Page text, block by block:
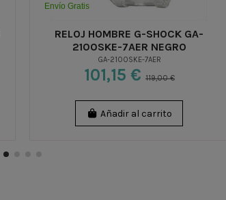
Envío Gratis
RELOJ HOMBRE G-SHOCK GA-
2100SKE-7AER NEGRO
GA-2100SKE-7AER
101,15 € 119,00 €
Añadir al carrito